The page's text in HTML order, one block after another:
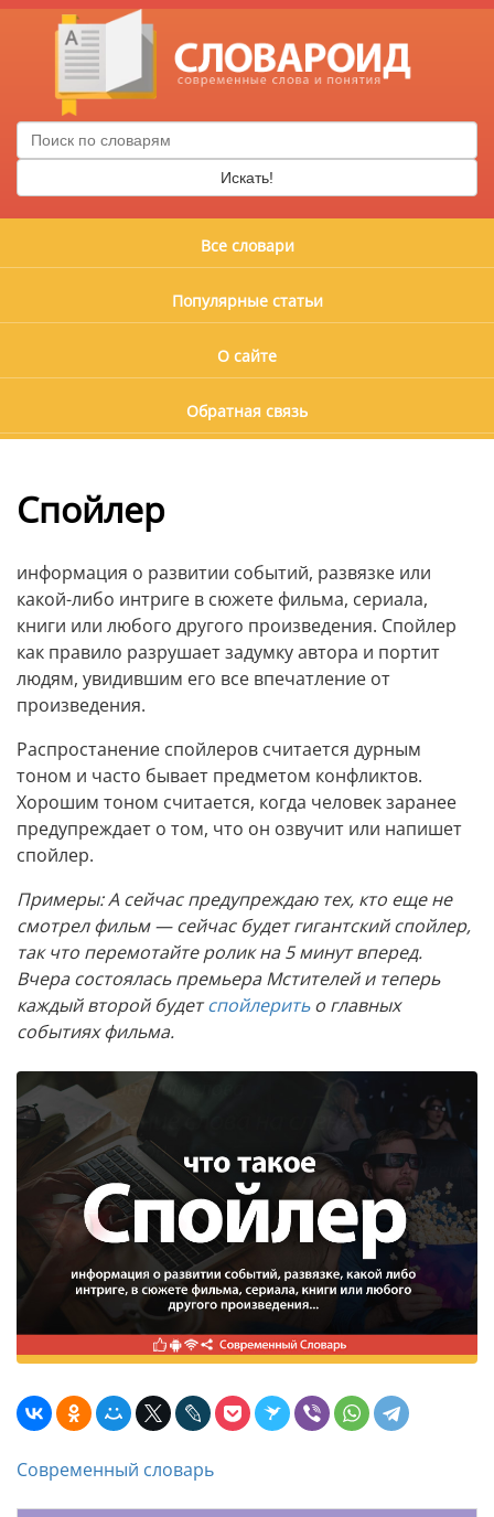
Искать!
Все словари
Популярные статьи
О сайте
Обратная связь
Спойлер
информация о развитии событий, развязке или
какой-либо интриге в сюжете фильма, сериала,
книги или любого другого произведения. Спойлер
как правило разрушает задумку автора и портит
людям, увидившим его все впечатление от
произведения.
Распростанение спойлеров считается дурным
тоном и часто бывает предметом конфликтов.
Хорошим тоном считается, когда человек заранее
предупреждает о том, что он озвучит или напишет
спойлер.
Примеры: А сейчас предупреждаю тех, кто еще не
смотрел фильм — сейчас будет гигантский спойлер,
так что перемотайте ролик на 5 минут вперед.
Вчера состоялась премьера Мстителей и теперь
каждый второй будетспойлеритьо главных
событиях фильма.
Современный словарь